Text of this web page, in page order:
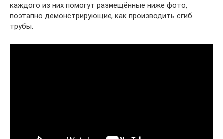
каждого из них помогут размещённые ниже фото,
поэтапно демонстрирующие, как производить сгиб
трубы.